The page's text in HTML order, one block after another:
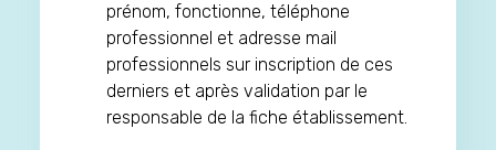
prénom, fonctionne, téléphone
professionnel et adresse mail
professionnels sur inscription de ces
derniers et après validation par le
responsable de la fiche établissement.